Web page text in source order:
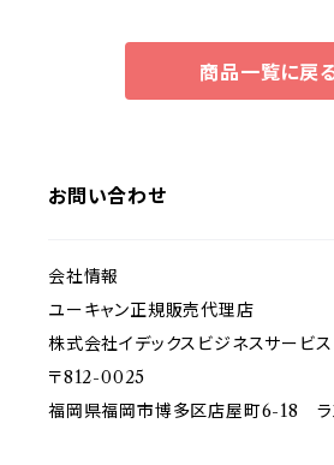
商品一覧に戻
お問い合わせ
会社情報
ユーキャン正規販売代理店
株式会社イデックスビジネスサービス
〒812-0025
福岡県福岡市博多区店屋町6-18 ラ